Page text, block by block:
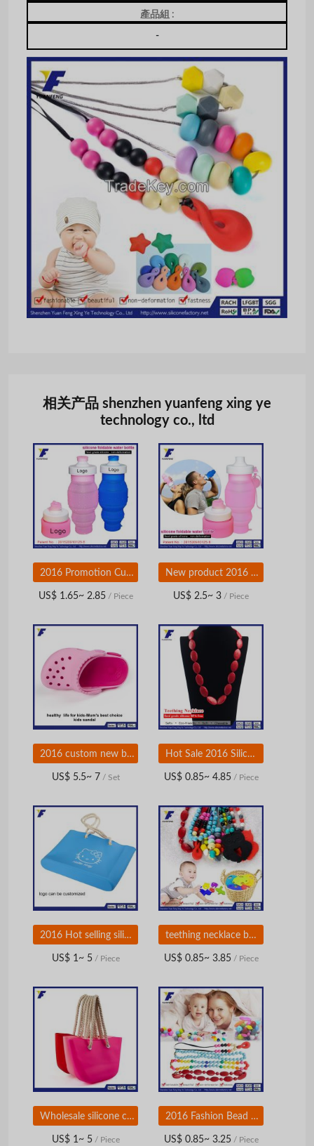
產品組 :
-
相关产品 shenzhen yuanfeng xing ye
technology co., ltd
2016 Promotion Custom Logo Welcomed Wholesale Silicone Foldable Travel Bottle OEM
US$ 1.65~ 2.85/ Piece
New product 2016 glass water bottle for sports with custom brand
US$ 2.5~ 3 / Piece
2016 custom new beach shoes kids shoes manufacturers china
US$ 5.5~ 7 / Set
Hot Sale 2016 Silicone Jewelry Fashion Necklaces for Women
US$ 0.85~ 4.85/ Piece
2016 Hot selling silicone shoulder bag, silicone beach bag, silicone rubber bag
US$ 1~ 5/ Piece
teething necklace bpa free in Baby Teethers
US$ 0.85~ 3.85/ Piece
Wholesale silicone customized tote bag/shopping bag in 2016
US$ 1~ 5/ Piece
2016 Fashion Bead Necklace Jewelry For Women Dresses
US$ 0.85~ 3.25/ Piece